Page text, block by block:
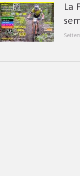
La